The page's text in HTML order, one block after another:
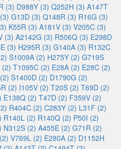
(3) D988Y (3) Q252H (3) A147T
G13D (3) Q148R (3) R16G (3)
K55R (3) A181V (3) V205C (3)
(3) A2142G (3) R506Q (3) E298D
(3) H295R (3) G140A (3) R132C
S1009A (2) H275Y (2) G719S
(2) T1095C (2) E28A (2) E28C (2)
S1400D (2) D1790G (2)
(2) I105V (2) T20S (2) T69D (2)
E138Q (2) T47D (2) F359V (2)
R404C (2) C283Y (2) L31F (2)
R140L (2) R140Q (2) P50I (2)
N312S (2) A455E (2) G71R (2)
V769L (2) E280A (2) D1152H